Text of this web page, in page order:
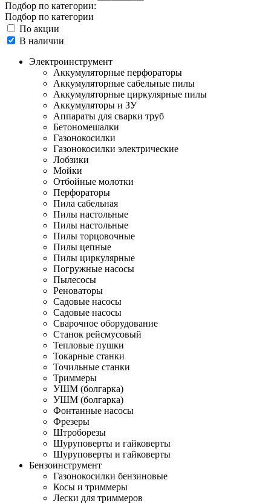
Подбор по категории:
Подбор по категории
По акции
В наличии
Электроинструмент
Аккумуляторные перфораторы
Аккумуляторные сабельные пилы
Аккумуляторные циркулярные пилы
Аккумуляторы и ЗУ
Аппараты для сварки труб
Бетономешалки
Газонокосилки
Газонокосилки электрические
Лобзики
Мойки
Отбойные молотки
Перфораторы
Пила сабельная
Пилы настольные
Пилы настольные
Пилы торцовочные
Пилы цепные
Пилы циркулярные
Погружные насосы
Пылесосы
Реноваторы
Садовые насосы
Садовые насосы
Сварочное оборудование
Станок рейсмусовый
Тепловые пушки
Токарные станки
Точильные станки
Триммеры
УШМ (болгарка)
УШМ (болгарка)
Фонтанные насосы
Фрезеры
Штроборезы
Шуруповерты и гайковерты
Шуруповерты и гайковерты
Бензоинструмент
Газонокосилки бензиновые
Косы и триммеры
Лески для триммеров